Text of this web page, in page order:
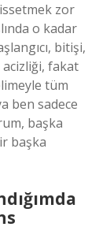
zor
o kadar
bitişi,
acizliği, fakat
tüm
ben sadece
başka
başka